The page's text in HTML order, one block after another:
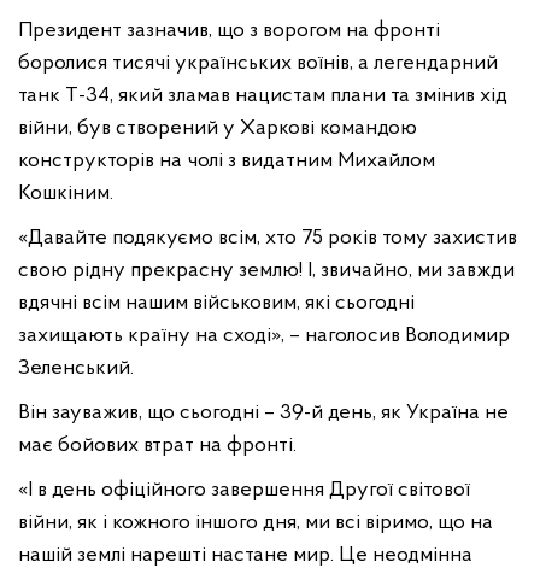
Президент зазначив, що з ворогом на фронті
боролися тисячі українських воїнів, а легендарний
танк Т-34, який зламав нацистам плани та змінив хід
війни, був створений у Харкові командою
конструкторів на чолі з видатним Михайлом
Кошкіним.
«Давайте подякуємо всім, хто 75 років тому захистив
свою рідну прекрасну землю! І, звичайно, ми завжди
вдячні всім нашим військовим, які сьогодні
захищають країну на сході», – наголосив Володимир
Зеленський.
Він зауважив, що сьогодні – 39-й день, як Україна не
має бойових втрат на фронті.
«І в день офіційного завершення Другої світової
війни, як і кожного іншого дня, ми всі віримо, що на
нашій землі нарешті настане мир. Це неодмінна